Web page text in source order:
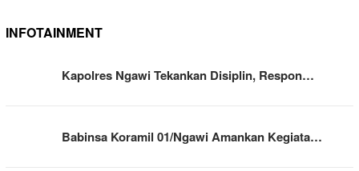
INFOTAINMENT
Kapolres Ngawi Tekankan Disiplin, Respon…
Babinsa Koramil 01/Ngawi Amankan Kegiata…